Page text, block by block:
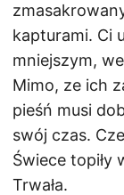
kapturami. Ci
mniejszym,
Mimo, ze ich
pieśń musi
swój czas.
Świece topiły
Trwała.